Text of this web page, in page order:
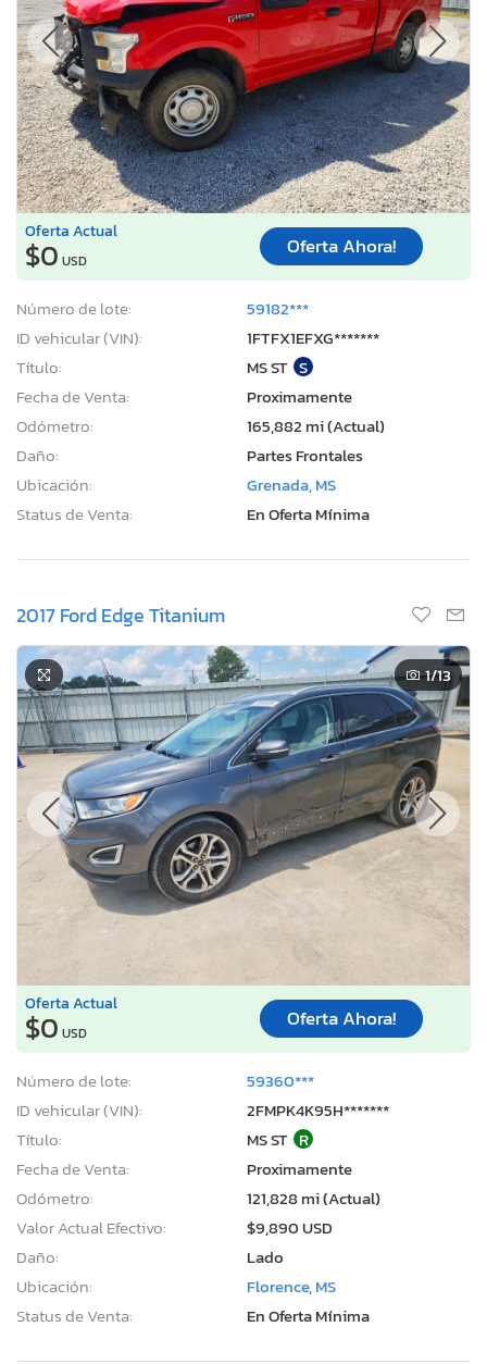
Oferta Actual
$0 USD
Oferta Ahora!
Número de lote:
59182***
ID vehicular (VIN):
1FTFX1EFXG*******
Título:
MS ST S
Fecha de Venta:
Proximamente
Odómetro:
165,882 mi (Actual)
Daño:
Partes Frontales
Ubicación:
Grenada, MS
Status de Venta:
En Oferta Mínima
2017 Ford Edge Titanium
1/13
Oferta Actual
$0 USD
Oferta Ahora!
Número de lote:
59360***
ID vehicular (VIN):
2FMPK4K95H*******
Título:
MS ST R
Fecha de Venta:
Proximamente
Odómetro:
121,828 mi (Actual)
Valor Actual Efectivo:
$9,890 USD
Daño:
Lado
Ubicación:
Florence, MS
Status de Venta:
En Oferta Mínima